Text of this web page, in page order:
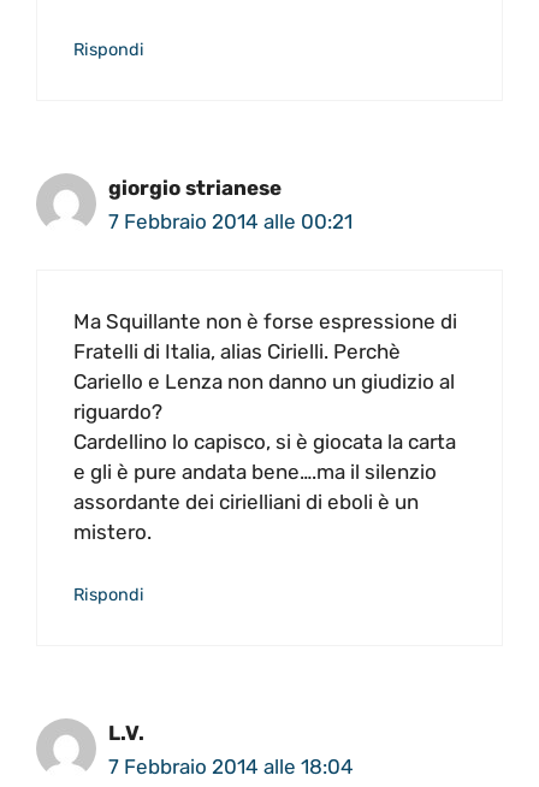
Rispondi
giorgio strianese
7 Febbraio 2014 alle 00:21
Ma Squillante non è forse espressione di
Fratelli di Italia, alias Cirielli. Perchè
Cariello e Lenza non danno un giudizio al
riguardo?
Cardellino lo capisco, si è giocata la carta
e gli è pure andata bene….ma il silenzio
assordante dei cirielliani di eboli è un
mistero.
Rispondi
L.V.
7 Febbraio 2014 alle 18:04